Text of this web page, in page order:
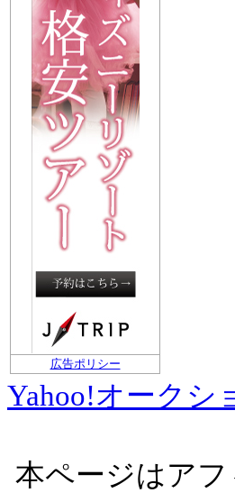
広告ポリシー
Yahoo!オークシ
本ページはア